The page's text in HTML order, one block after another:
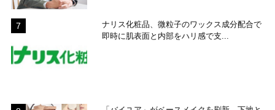
ナリス化粧品、微粒子のワックス成分配合で
即時に肌表面と内部をハリ感で支...